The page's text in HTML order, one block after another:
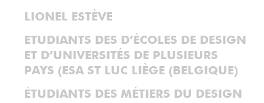
LIONEL ESTÈVE
ETUDIANTS DES D’ÉCOLES DE DESIGN
ET D’UNIVERSITÉS DE PLUSIEURS
PAYS (ESA ST LUC LIÈGE (BELGIQUE)
ÉTUDIANTS DES MÉTIERS DU DESIGN